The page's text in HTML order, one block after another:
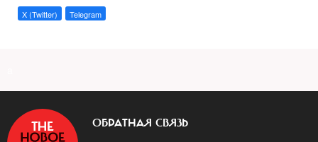
X (Twitter) Telegram
ОБРАТНАЯ СВЯЗЬ